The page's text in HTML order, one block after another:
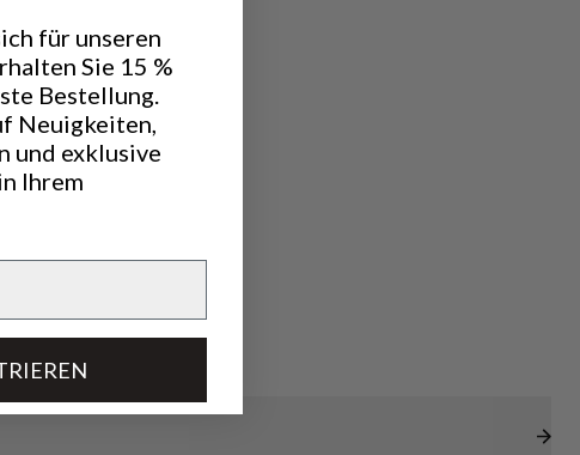
für unseren
Sie 15 %
Bestellung.
Neuigkeiten,
und exklusive
Ihrem